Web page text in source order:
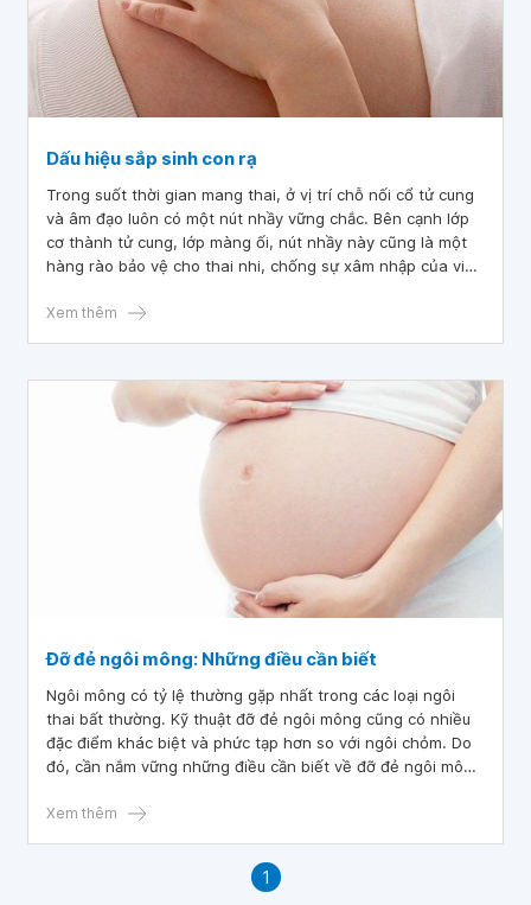
Dấu hiệu sắp sinh con rạ
Trong suốt thời gian mang thai, ở vị trí chỗ nối cổ tử cung
và âm đạo luôn có một nút nhầy vững chắc. Bên cạnh lớp
cơ thành tử cung, lớp màng ối, nút nhầy này cũng là một
hàng rào bảo vệ cho thai nhi, chống sự xâm nhập của vi
buồng ối.
Xem thêm
Đỡ đẻ ngôi mông: Những điều cần biết
Ngôi mông có tỷ lệ thường gặp nhất trong các loại ngôi
thai bất thường. Kỹ thuật đỡ đẻ ngôi mông cũng có nhiều
đặc điểm khác biệt và phức tạp hơn so với ngôi chỏm. Do
đó, cần nắm vững những điều cần biết về đỡ đẻ ngôi mông
mẹ và con.
Xem thêm
1